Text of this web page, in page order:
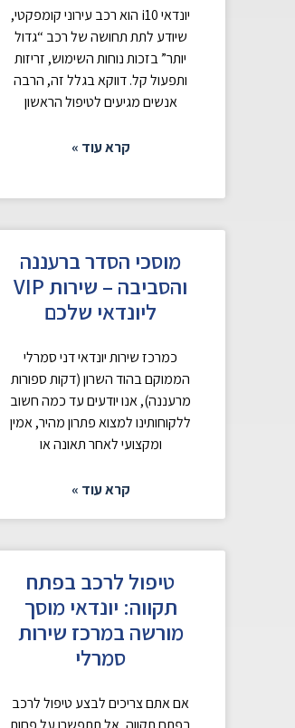
יונדאי i10 הוא רכב עירוני קומפקטי,
שיודע לתת תחושה של רכב “גדול
יותר” בזכות נוחות השימוש, זריזות
ותפעול קל. דווקא בגלל זה, הרבה
אנשים מגיעים לטיפול הראשון
קרא עוד »
מוסכי הסדר ברעננה
והסביבה – שירות VIP
ליונדאי שלכם
כמרכז שירות יונדאי דני סמרלי
הממוקם בהוד השרון (דקות ספורות
מרעננה), אנו יודעים עד כמה חשוב
ללקוחותינו למצוא פתרון מהיר, אמין
ומקצועי לאחר תאונה או
קרא עוד »
טיפול לרכב בפתח
תקווה: יונדאי מוסך
מורשה במרכז שירות
סמרלי
אם אתם צריכים לבצע טיפול לרכב